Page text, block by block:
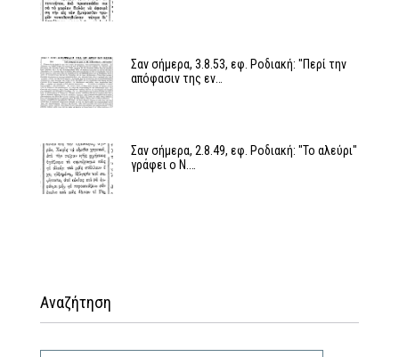
Σαν σήμερα, 3.8.53, εφ. Ροδιακή: "Περί την
απόφασιν της εν…
Σαν σήμερα, 2.8.49, εφ. Ροδιακή: "Το αλεύρι"
γράφει ο Ν.…
Αναζήτηση